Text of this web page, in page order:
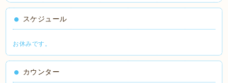
スケジュール
お休みです。
カウンター